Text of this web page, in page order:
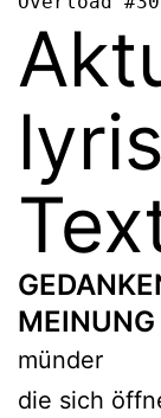
MEINUNG
münder
die sich